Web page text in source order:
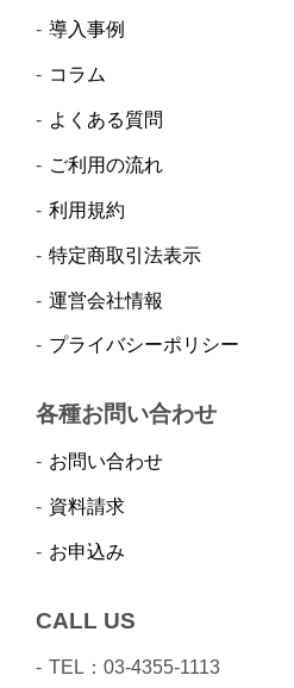
導入事例
コラム
よくある質問
ご利用の流れ
利用規約
特定商取引法表示
運営会社情報
プライバシーポリシー
各種お問い合わせ
お問い合わせ
資料請求
お申込み
CALL US
TEL：03-4355-1113